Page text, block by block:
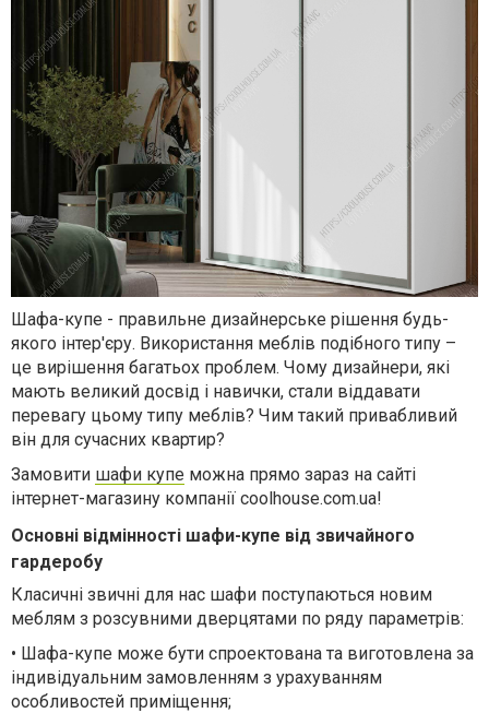
Шафа-купе - правильне дизайнерське рішення будь-
якого інтер'єру. Використання меблів подібного типу –
це вирішення багатьох проблем. Чому дизайнери, які
мають великий досвід і навички, стали віддавати
перевагу цьому типу меблів? Чим такий привабливий
він для сучасних квартир?
Замовити шафи купе можна прямо зараз на сайті
інтернет-магазину компанії coolhouse.com.ua!
Основні відмінності шафи-купе від звичайного
гардеробу
Класичні звичні для нас шафи поступаються новим
меблям з розсувними дверцятами по ряду параметрів:
• Шафа-купе може бути спроектована та виготовлена ​​за
індивідуальним замовленням з урахуванням
особливостей приміщення;